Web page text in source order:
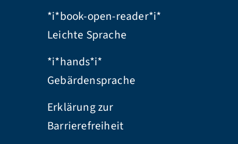
*i*book-open-reader*i*
Leichte Sprache
*i*hands*i*
Gebärdensprache
Erklärung zur
Barrierefreiheit